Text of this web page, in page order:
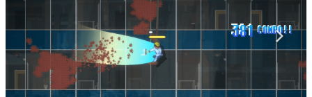
ゲームが変えた日本語
「経験値」「裏技」「ラスボス」… ゲームにまつわる言葉
の起源や用法の変遷を、コンピューター文化史研究家・タ
イニーP氏が徹底調査。
カテゴリ